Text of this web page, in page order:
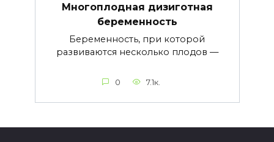
Многоплодная дизиготная
беременность
Беременность, при которой
развиваются несколько плодов —
0 7.1к.